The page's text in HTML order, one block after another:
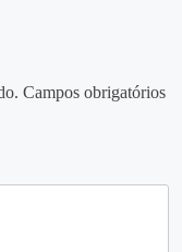
Campos obrigatórios